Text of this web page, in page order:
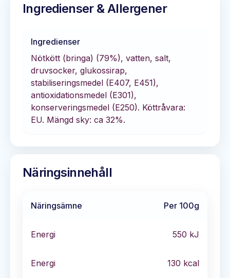
Ingredienser & Allergener
Ingredienser
Nötkött (bringa) (79%), vatten, salt,
druvsocker, glukossirap,
stabiliseringsmedel (E407, E451),
antioxidationsmedel (E301),
konserveringsmedel (E250). Köttråvara:
EU. Mängd sky: ca 32%.
Näringsinnehåll
Näringsämne Per 100g
Energi 550 kJ
Energi 130 kcal